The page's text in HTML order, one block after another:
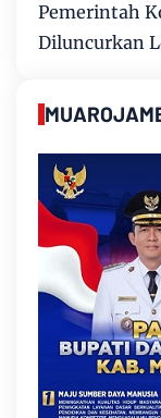
Pemerintah
Diluncurkan